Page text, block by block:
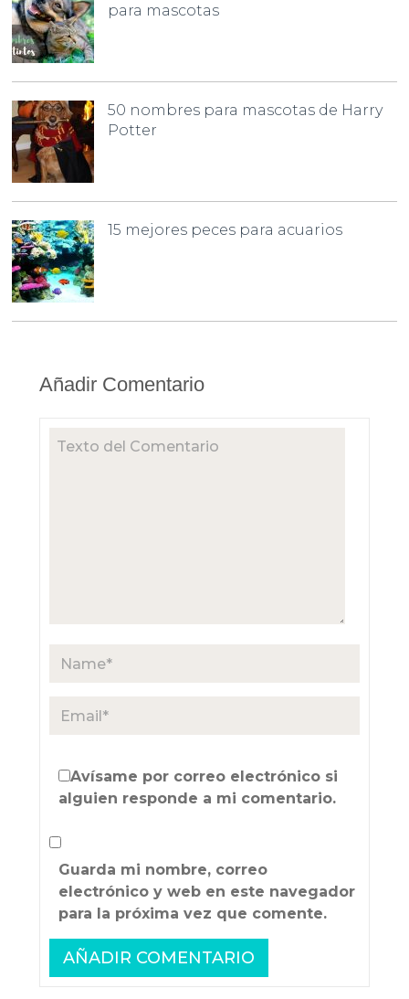
para mascotas
50 nombres para mascotas de Harry
Potter
15 mejores peces para acuarios
Añadir Comentario
Avísame por correo electrónico si
alguien responde a mi comentario.
Guarda mi nombre, correo
electrónico y web en este navegador
para la próxima vez que comente.